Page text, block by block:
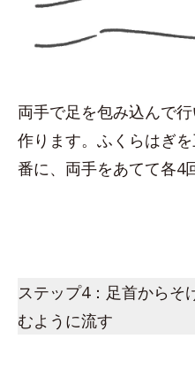
両手で足を包み込んで
作ります。ふくらはぎ
番に、両手をあてて各4
ステップ4：足首からそ
むように流す